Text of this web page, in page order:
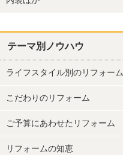
テーマ別ノウハウ
ライフスタイル別のリフォーム
こだわりのリフォーム
ご予算にあわせたリフォーム
リフォームの知恵